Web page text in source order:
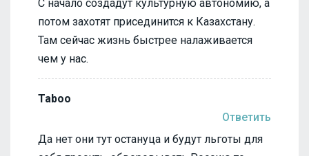
С начало создадут культурную автономию, а
потом захотят присединится к Казахстану.
Там сейчас жизнь быстрее налаживается
чем у нас.
Taboo
Ответить
Да нет они тут остануца и будут льготы для